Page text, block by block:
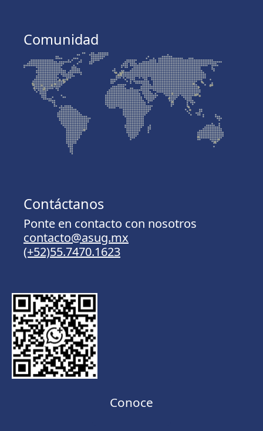
Comunidad
Contáctanos
Ponte en contacto con nosotros
contacto@asug.mx
(+52)55.7470.1623
Conoce